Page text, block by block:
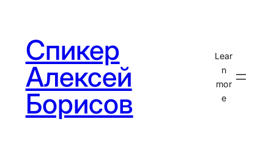
содержимому
Спикер
Алексей
Борисов
Lear
n
mor
e